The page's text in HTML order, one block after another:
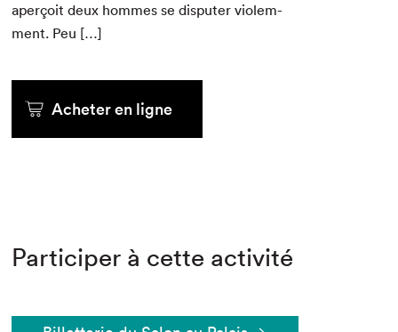
aperçoit deux hommes se dis­put­er vio­lem­
ment. Peu […]
Acheter en ligne
Participer à cette activité